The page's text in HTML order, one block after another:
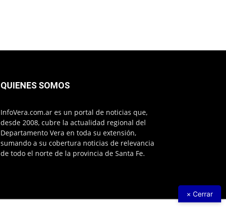
QUIENES SOMOS
InfoVera.com.ar es un portal de noticias que,
desde 2008, cubre la actualidad regional del
Departamento Vera en toda su extensión,
sumando a su cobertura noticias de relevancia
de todo el norte de la provincia de Santa Fe.
× Cerrar